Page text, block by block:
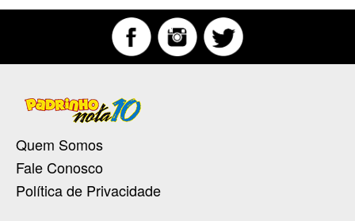
Quem Somos
Fale Conosco
Política de Privacidade